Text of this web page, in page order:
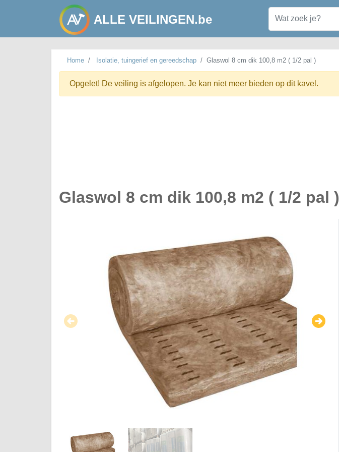
ALLE VEILINGEN.be
Home Isolatie, tuingerief en gereedschap Glaswol 8 cm dik 100,8 m2 ( 1/2 pal )
Opgelet! De veiling is afgelopen. Je kan niet meer bieden op dit kavel.
Glaswol 8 cm dik 100,8 m2 ( 1/2 pal )